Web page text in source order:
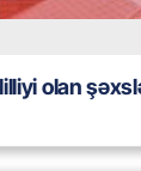
olan